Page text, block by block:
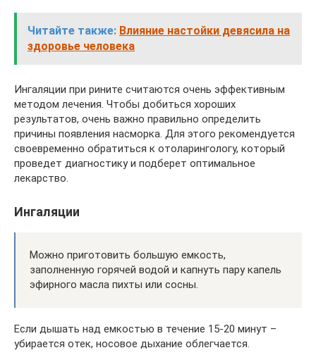
Читайте также: Влияние настойки девясила на
здоровье человека
Ингаляции при рините считаются очень эффективным
методом лечения. Чтобы добиться хороших
результатов, очень важно правильно определить
причины появления насморка. Для этого рекомендуется
своевременно обратиться к отоларингологу, который
проведет диагностику и подберет оптимальное
лекарство.
Ингаляции
Можно приготовить большую емкость,
заполненную горячей водой и капнуть пару капель
эфирного масла пихты или сосны.
Если дышать над емкостью в течение 15-20 минут –
убирается отек, носовое дыхание облегчается.